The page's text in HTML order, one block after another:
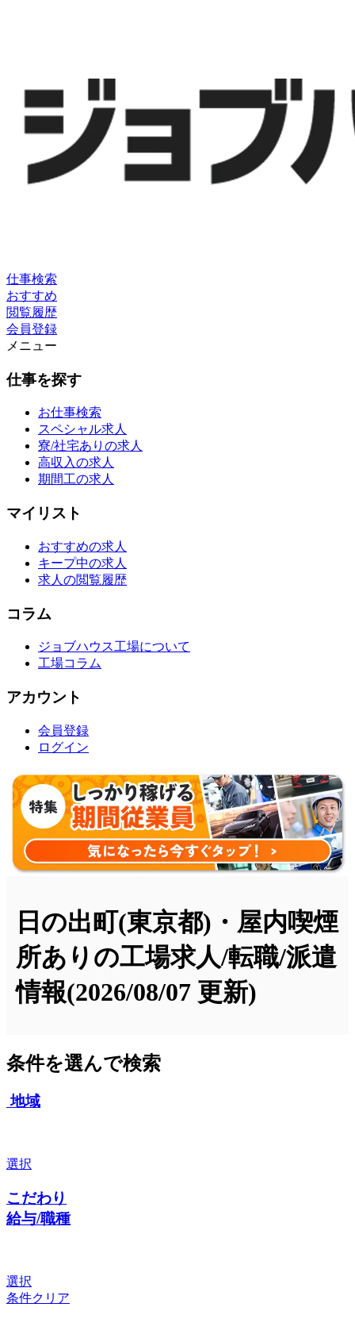
仕事検索
おすすめ
閲覧履歴
会員登録
メニュー
仕事を探す
お仕事検索
スペシャル求人
寮/社宅ありの求人
高収入の求人
期間工の求人
マイリスト
おすすめの求人
キープ中の求人
求人の閲覧履歴
コラム
ジョブハウス工場について
工場コラム
アカウント
会員登録
ログイン
日の出町(東京都)・屋内喫煙
所ありの工場求人/転職/派遣
情報(2026/08/07 更新)
条件を選んで検索
地域
選択
こだわり
給与/職種
選択
条件クリア